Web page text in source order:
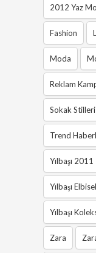
2012 Yaz
Fashion
Moda
Reklam
Sokak Stilleri
Trend
Yılbaşı 2011
Yılbaşı
Yılbaşı
Zara